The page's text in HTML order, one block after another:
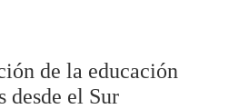
de la educación
desde el Sur